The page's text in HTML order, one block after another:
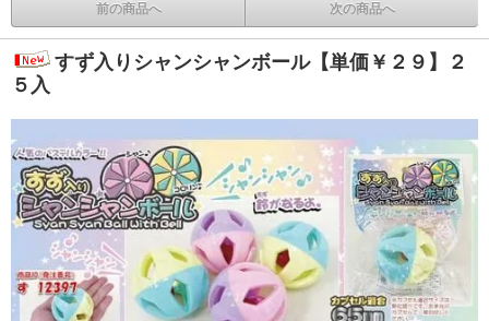
前の商品へ 次の商品へ
すず入りシャンシャンボール【単価￥２９】２
５入